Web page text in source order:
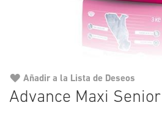
Advance Maxi
Añadir a la Lista de Deseos
al